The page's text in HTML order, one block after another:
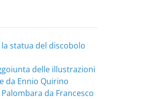
statua del discobolo
delle illustrazioni
da Ennio Quirino
da Francesco